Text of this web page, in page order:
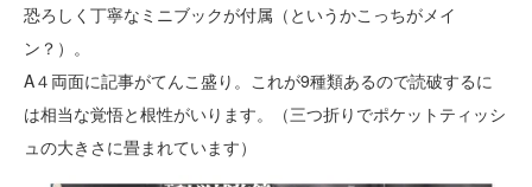
恐ろしく丁寧なミニブックが付属（というかこっちがメイ
ン？）。
A４両面に記事がてんこ盛り。これが9種類あるので読破するに
は相当な覚悟と根性がいります。（三つ折りでポケットティッシ
ュの大きさに畳まれています）